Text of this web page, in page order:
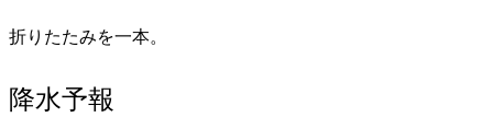
折りたたみを一本。
降水予報